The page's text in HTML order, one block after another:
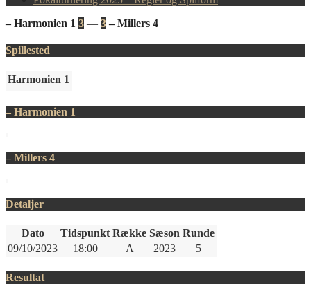
– Harmonien 1 3 — 3 – Millers 4
Spillested
Harmonien 1
– Harmonien 1
– Millers 4
Detaljer
Dato Tidspunkt Række Sæson Runde
09/10/2023
18:00 A 2023 5
Resultat